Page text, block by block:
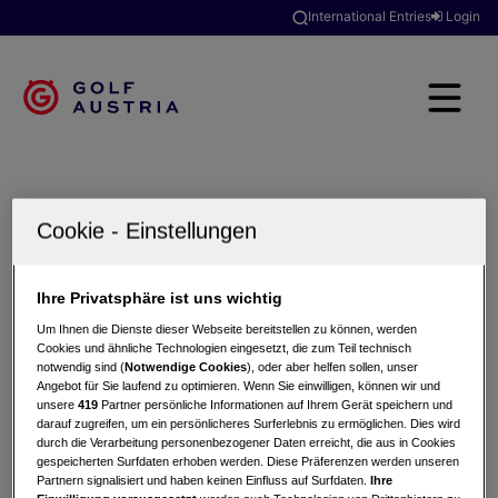
International Entries Login
International entries - Registration
Email Bestätigung
Register
Ihre Privatsphäre ist uns wichtig
Um Ihnen die Dienste dieser Webseite bereitstellen zu können, werden
Cookies und ähnliche Technologien eingesetzt, die zum Teil technisch
notwendig sind (Notwendige Cookies), oder aber helfen sollen, unser
Angebot für Sie laufend zu optimieren. Wenn Sie einwilligen, können wir und
unsere419 Partner persönliche Informationen auf Ihrem Gerät speichern und
darauf zugreifen, um ein persönlicheres Surferlebnis zu ermöglichen. Dies wird
durch die Verarbeitung personenbezogener Daten erreicht, die aus in Cookies
gespeicherten Surfdaten erhoben werden. Diese Präferenzen werden unseren
Partnern signalisiert und haben keinen Einfluss auf Surfdaten.Ihre